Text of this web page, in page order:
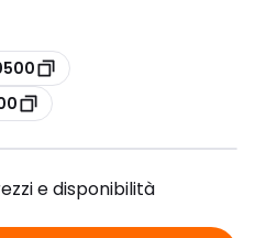
e disponibilità